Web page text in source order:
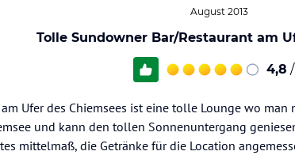
August 2013
Tolle Sundowner Bar/Restaurant am
4,8
Ufer des Chiemsees ist eine tolle Lounge wo
und kann den tollen Sonnenuntergang
mittelmaß, die Getränke für die Location